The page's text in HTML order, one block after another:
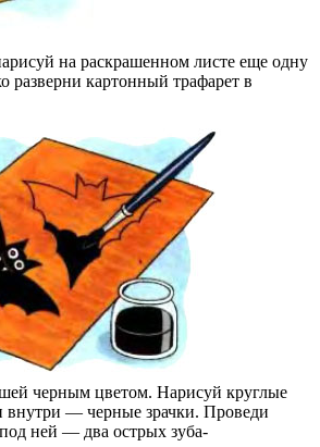
на раскрашенном листе еще одну
разверни картонный трафарет в
черным цветом. Нарисуй круглые
внутри — черные зрачки. Проведи
ней — два острых зуба-